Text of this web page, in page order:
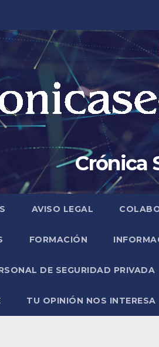
Crónica
AVISO LEGAL
FORMACIÓN
DE SEGURIDAD PRIVADA
TU OPINIÓN NOS INTERESA